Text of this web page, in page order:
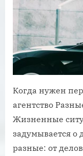
Когда нужен
агентство
Жизненные
задумывается о
разные: от